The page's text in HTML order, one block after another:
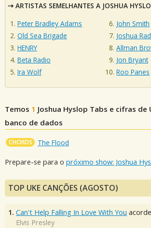
ARTISTAS SEMELHANTES A JOSHUA
Peter Bradley Adams
Old Sea Brigade
HENRY
Beta Radio
Ira Wolf
John Smith
Joshua
Allman
Jon Bryant
Roo Panes
Temos 1 Joshua Hyslop Tabs e cifras de
banco de dados
CHORDS The Flood
Prepare-se para o próximo show: Joshua
TOP UKE CANÇÕES (AGOSTO)
1. Can't Help Falling In Love With You
Elvis Presley